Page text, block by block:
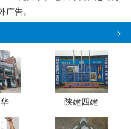
告。
>
陕建四建